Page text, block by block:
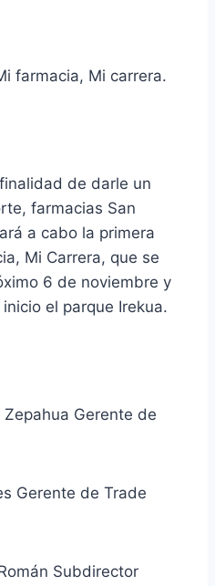
farmacia, Mi carrera.
de darle un
farmacias San
a cabo la primera
Mi Carrera, que se
6 de noviembre y
el parque Irekua.
Gerente de
Gerente de Trade
Subdirector